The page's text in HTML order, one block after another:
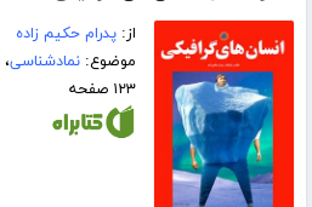
از:پدرام حکیم زاده
موضوع:نمادشناسی،
۱۲۳ صفحه